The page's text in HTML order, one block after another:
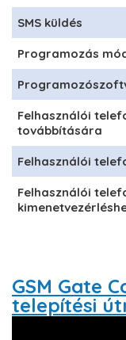
SMS küldés
Programozás
Felhasználói
továbbítására
Felhasználói
Felhasználói
GSM Gate
telepítési